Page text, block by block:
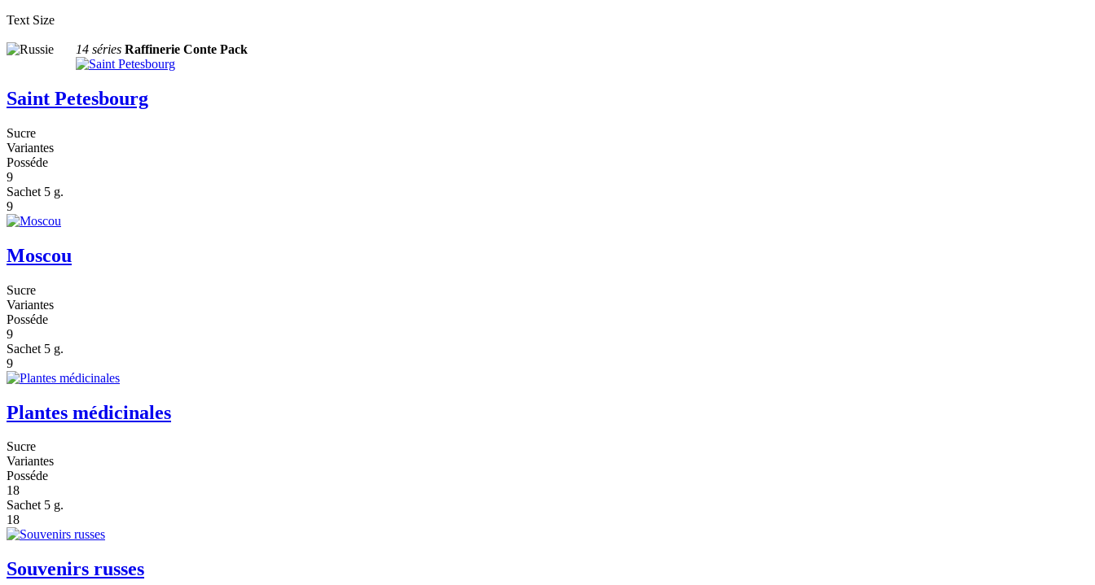
Text Size
14 séries Raffinerie Conte Pack
Saint Petesbourg
Sucre
Variantes
Posséde
9
Sachet 5 g.
9
Moscou
Sucre
Variantes
Posséde
9
Sachet 5 g.
9
Plantes médicinales
Sucre
Variantes
Posséde
18
Sachet 5 g.
18
Souvenirs russes